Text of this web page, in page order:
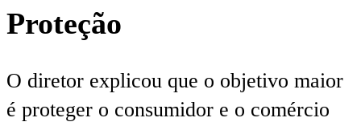
Proteção
O diretor explicou que o objetivo maior
é proteger o consumidor e o comércio